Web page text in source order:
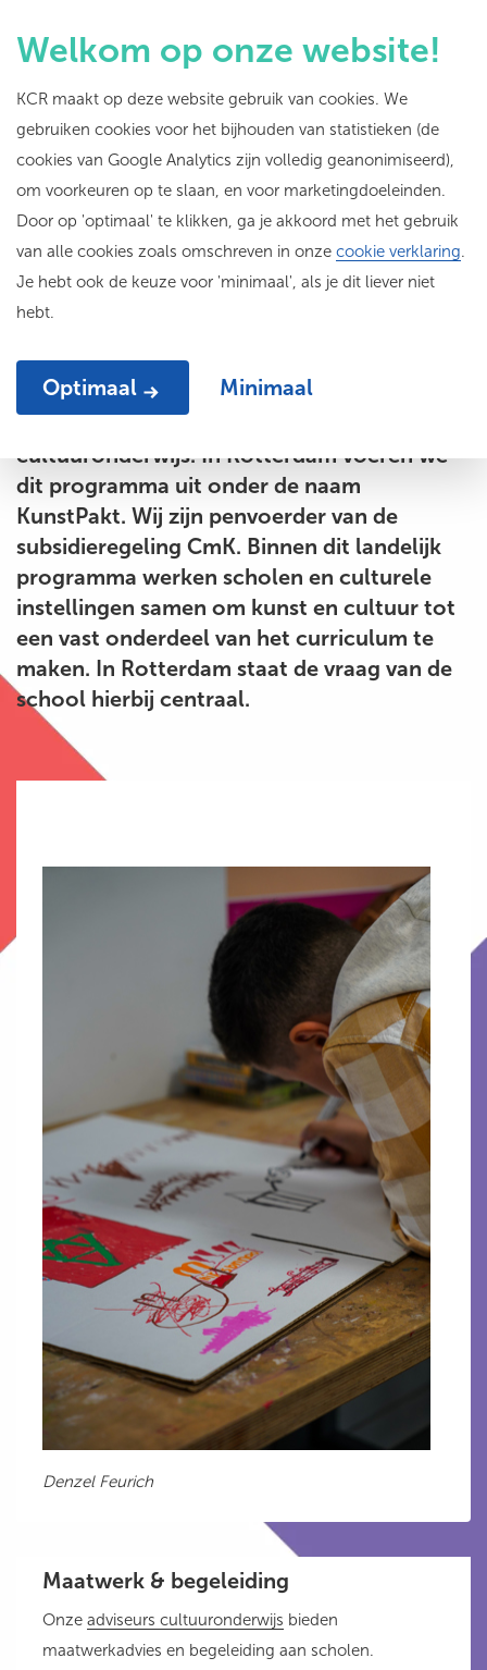
Welkom op onze website!
KCR maakt op deze website gebruik van cookies. We
gebruiken cookies voor het bijhouden van statistieken (de
cookies van Google Analytics zijn volledig geanonimiseerd),
om voorkeuren op te slaan, en voor marketingdoeleinden.
Door op 'optimaal' te klikken, ga je akkoord met het gebruik
van alle cookies zoals omschreven in onze cookie verklaring.
Je hebt ook de keuze voor 'minimaal', als je dit liever niet
hebt.
Optimaal Minimaal
OntdekKunstPakt
Samen aan de slag met duurzame verankering
van cultuuronderwijs op alle Rotterdamse
scholen
Cultuureducatie met Kwaliteit (CmK) is het
cultuuronderwijs. In Rotterdam voeren we
dit programma uit onder de naam
KunstPakt. Wij zijn penvoerder van de
subsidieregeling CmK. Binnen dit landelijk
programma werken scholen en culturele
instellingen samen om kunst en cultuur tot
een vast onderdeel van het curriculum te
maken. In Rotterdam staat de vraag van de
school hierbij centraal.
Denzel Feurich
Maatwerk & begeleiding
Onze adviseurs cultuuronderwijs bieden
maatwerkadvies en begeleiding aan scholen.